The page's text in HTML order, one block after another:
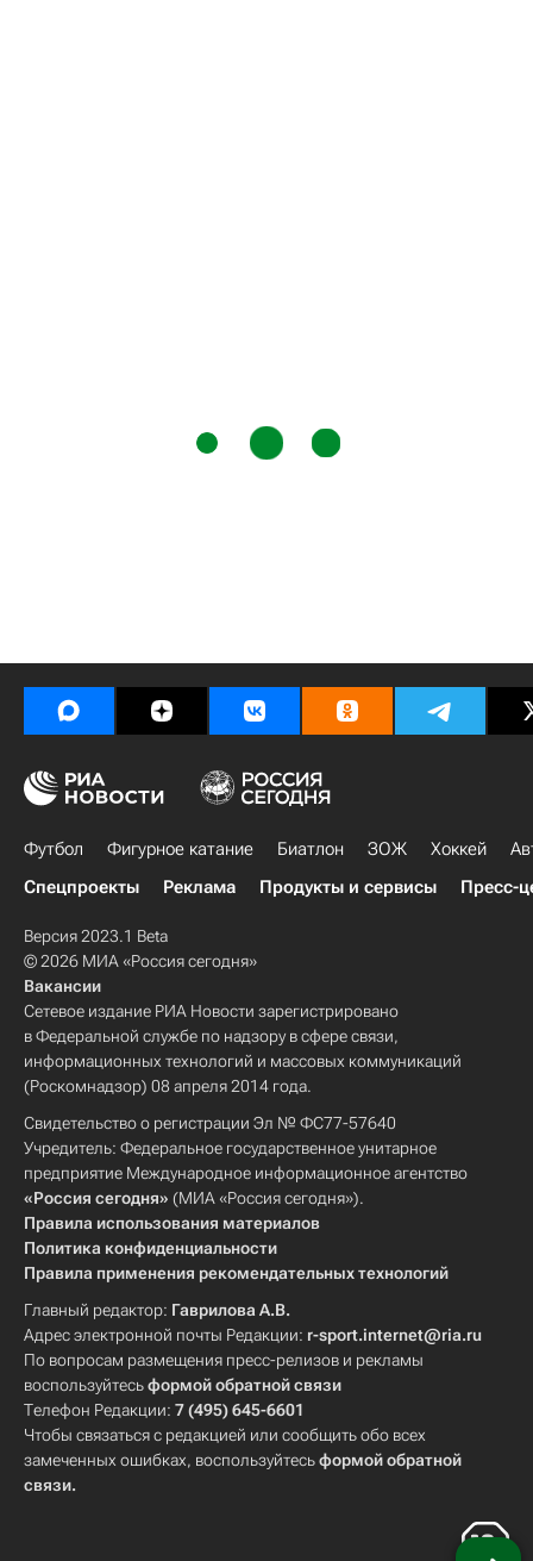
Футбол Фигурное катание Биатлон ЗОЖ Хоккей
Спецпроекты
Реклама Продукты и сервисы Пресс-
Версия 2023.1 Beta
© 2026 МИА «Россия сегодня»
Вакансии
Сетевое издание РИА Новости зарегистрировано
в Федеральной службе по надзору в сфере связи,
информационных технологий и массовых коммуникаций
(Роскомнадзор) 08 апреля 2014 года.
Свидетельство о регистрации Эл № ФС77-57640
Учредитель: Федеральное государственное унитарное
предприятие Международное информационное агентство
«Россия сегодня» (МИА «Россия сегодня»).
Правила использования материалов
Политика конфиденциальности
Правила применения рекомендательных технологий
Главный редактор: Гаврилова А.В.
Адрес электронной почты Редакции: r-sport.internet@ria.ru
По вопросам размещения пресс-релизов и рекламы
воспользуйтесьформой обратной связи
Телефон Редакции: 7 (495) 645-6601
Чтобы связаться с редакцией или сообщить обо всех
замеченных ошибках, воспользуйтесьформой обратной
связи.